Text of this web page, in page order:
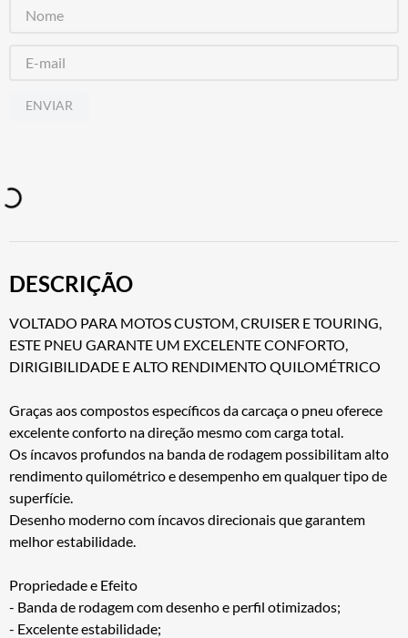
ENVIAR
DESCRIÇÃO
VOLTADO PARA MOTOS CUSTOM, CRUISER E TOURING,
ESTE PNEU GARANTE UM EXCELENTE CONFORTO,
DIRIGIBILIDADE E ALTO RENDIMENTO QUILOMÉTRICO
Graças aos compostos específicos da carcaça o pneu oferece
excelente conforto na direção mesmo com carga total.
Os íncavos profundos na banda de rodagem possibilitam alto
rendimento quilométrico e desempenho em qualquer tipo de
superfície.
Desenho moderno com íncavos direcionais que garantem
melhor estabilidade.
Propriedade e Efeito
- Banda de rodagem com desenho e perfil otimizados;
- Excelente estabilidade;